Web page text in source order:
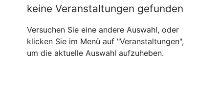
keine Veranstaltungen gefunden
Versuchen Sie eine andere Auswahl, oder
klicken Sie im Menü auf "Veranstaltungen",
um die aktuelle Auswahl aufzuheben.